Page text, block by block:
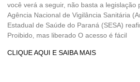
você verá a seguir, não basta a legislação
Agência Nacional de Vigilância Sanitária
Estadual de Saúde do Paraná (SESA)
Proibido, mas liberado O acesso é fácil
CLIQUE AQUI E SAIBA MAIS